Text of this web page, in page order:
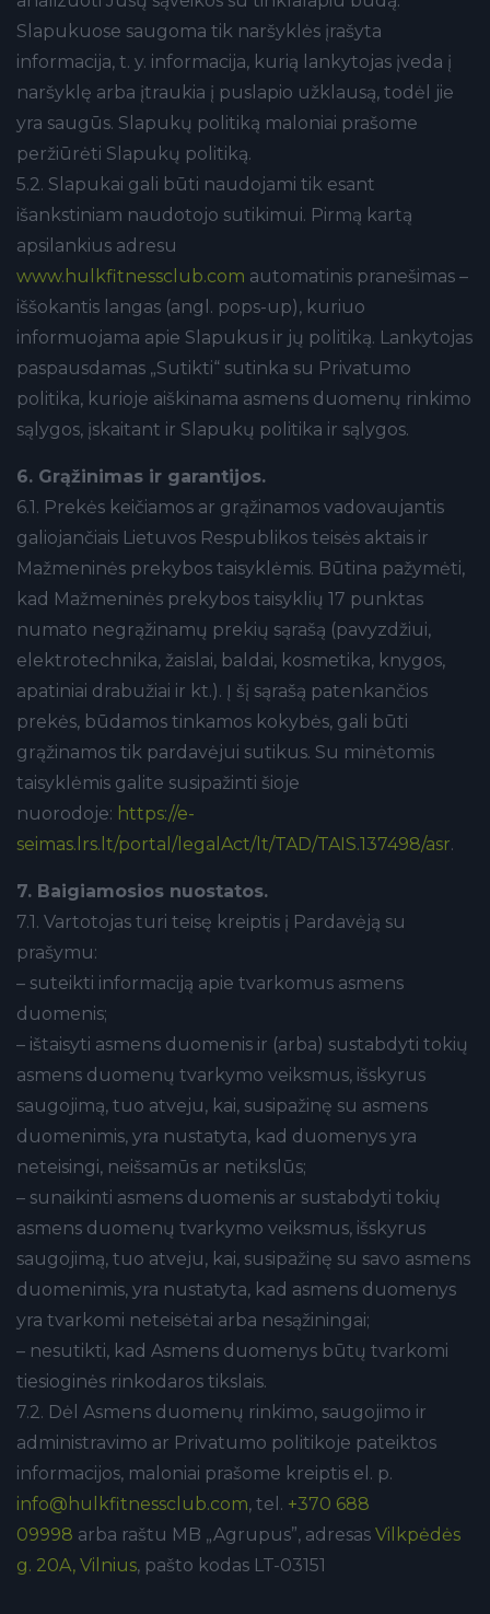
Slapukuose saugoma tik naršyklės įrašyta
informacija, t. y. informacija, kurią lankytojas įveda į
naršyklę arba įtraukia į puslapio užklausą, todėl jie
yra saugūs. Slapukų politiką maloniai prašome
peržiūrėti Slapukų politiką.
5.2. Slapukai gali būti naudojami tik esant
išankstiniam naudotojo sutikimui. Pirmą kartą
apsilankius adresu
www.hulkfitnessclub.com automatinis pranešimas –
iššokantis langas (angl. pops-up), kuriuo
informuojama apie Slapukus ir jų politiką. Lankytojas
paspausdamas „Sutikti“ sutinka su Privatumo
politika, kurioje aiškinama asmens duomenų rinkimo
sąlygos, įskaitant ir Slapukų politika ir sąlygos.
6. Grąžinimas ir garantijos.
6.1. Prekės keičiamos ar grąžinamos vadovaujantis
galiojančiais Lietuvos Respublikos teisės aktais ir
Mažmeninės prekybos taisyklėmis. Būtina pažymėti,
kad Mažmeninės prekybos taisyklių 17 punktas
numato negrąžinamų prekių sąrašą (pavyzdžiui,
elektrotechnika, žaislai, baldai, kosmetika, knygos,
apatiniai drabužiai ir kt.). Į šį sąrašą patenkančios
prekės, būdamos tinkamos kokybės, gali būti
grąžinamos tik pardavėjui sutikus. Su minėtomis
taisyklėmis galite susipažinti šioje
nuorodoje: https://e-
seimas.lrs.lt/portal/legalAct/lt/TAD/TAIS.137498/asr.
7. Baigiamosios nuostatos.
7.1. Vartotojas turi teisę kreiptis į Pardavėją su
prašymu:
– suteikti informaciją apie tvarkomus asmens
duomenis;
– ištaisyti asmens duomenis ir (arba) sustabdyti tokių
asmens duomenų tvarkymo veiksmus, išskyrus
saugojimą, tuo atveju, kai, susipažinę su asmens
duomenimis, yra nustatyta, kad duomenys yra
neteisingi, neišsamūs ar netikslūs;
– sunaikinti asmens duomenis ar sustabdyti tokių
asmens duomenų tvarkymo veiksmus, išskyrus
saugojimą, tuo atveju, kai, susipažinę su savo asmens
duomenimis, yra nustatyta, kad asmens duomenys
yra tvarkomi neteisėtai arba nesąžiningai;
– nesutikti, kad Asmens duomenys būtų tvarkomi
tiesioginės rinkodaros tikslais.
7.2. Dėl Asmens duomenų rinkimo, saugojimo ir
administravimo ar Privatumo politikoje pateiktos
informacijos, maloniai prašome kreiptis el. p.
info@hulkfitnessclub.com, tel. +370 688
09998 arba raštu MB „Agrupus”, adresas Vilkpėdės
g. 20A, Vilnius, pašto kodas LT-03151